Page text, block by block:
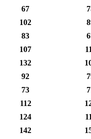
67
102
83
107
132
92
73
112
124
142